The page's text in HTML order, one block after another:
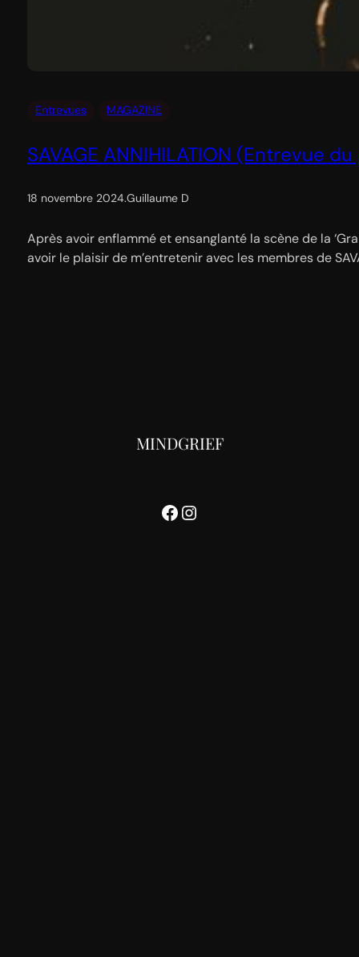
Entrevues MAGAZINE
SAVAGE ANNIHILATION (Entrevue
18 novembre 2024.Guillaume D
Après avoir enflammé et ensanglanté la scène de la
avoir le plaisir de m’entretenir avec les membres de
MINDGRIEF
Facebook
Instagram